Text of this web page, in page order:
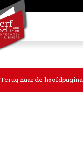
Terug naar de hoofdpagina